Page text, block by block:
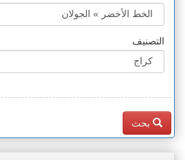
التصنيف
بحث